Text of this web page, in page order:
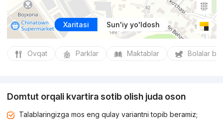
Xaritasi Sun'iy yo'ldosh
Ovqat Parklar Maktablar Bolalar
Domtut orqali kvartira sotib olish juda oson
Talablaringizga mos eng qulay variantni topib beramiz;